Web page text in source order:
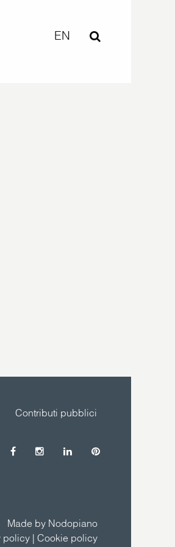
EN
Contributi pubblici
Made by Nodopiano
policy| Cookie policy